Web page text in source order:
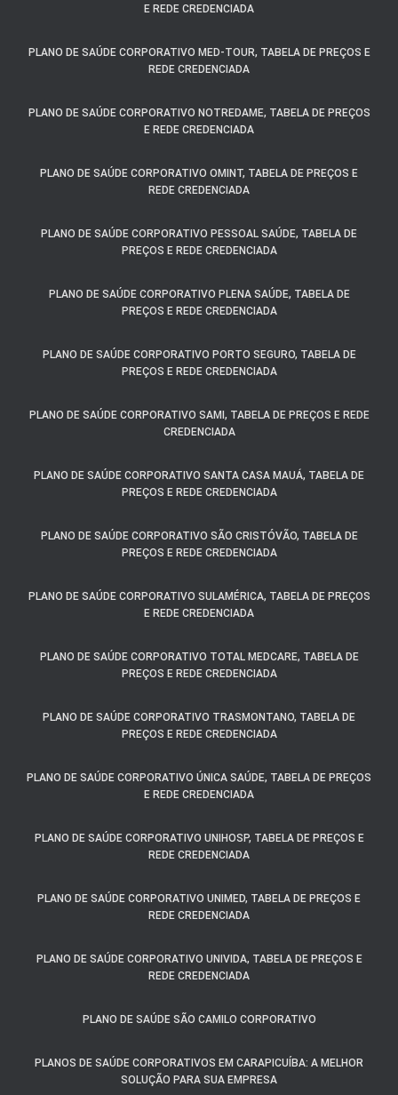
E REDE CREDENCIADA
PLANO DE SAÚDE CORPORATIVO MED-TOUR, TABELA DE PREÇOS E
REDE CREDENCIADA
PLANO DE SAÚDE CORPORATIVO NOTREDAME, TABELA DE PREÇOS
E REDE CREDENCIADA
PLANO DE SAÚDE CORPORATIVO OMINT, TABELA DE PREÇOS E
REDE CREDENCIADA
PLANO DE SAÚDE CORPORATIVO PESSOAL SAÚDE, TABELA DE
PREÇOS E REDE CREDENCIADA
PLANO DE SAÚDE CORPORATIVO PLENA SAÚDE, TABELA DE
PREÇOS E REDE CREDENCIADA
PLANO DE SAÚDE CORPORATIVO PORTO SEGURO, TABELA DE
PREÇOS E REDE CREDENCIADA
PLANO DE SAÚDE CORPORATIVO SAMI, TABELA DE PREÇOS E REDE
CREDENCIADA
PLANO DE SAÚDE CORPORATIVO SANTA CASA MAUÁ, TABELA DE
PREÇOS E REDE CREDENCIADA
PLANO DE SAÚDE CORPORATIVO SÃO CRISTÓVÃO, TABELA DE
PREÇOS E REDE CREDENCIADA
PLANO DE SAÚDE CORPORATIVO SULAMÉRICA, TABELA DE PREÇOS
E REDE CREDENCIADA
PLANO DE SAÚDE CORPORATIVO TOTAL MEDCARE, TABELA DE
PREÇOS E REDE CREDENCIADA
PLANO DE SAÚDE CORPORATIVO TRASMONTANO, TABELA DE
PREÇOS E REDE CREDENCIADA
PLANO DE SAÚDE CORPORATIVO ÚNICA SAÚDE, TABELA DE PREÇOS
E REDE CREDENCIADA
PLANO DE SAÚDE CORPORATIVO UNIHOSP, TABELA DE PREÇOS E
REDE CREDENCIADA
PLANO DE SAÚDE CORPORATIVO UNIMED, TABELA DE PREÇOS E
REDE CREDENCIADA
PLANO DE SAÚDE CORPORATIVO UNIVIDA, TABELA DE PREÇOS E
REDE CREDENCIADA
PLANO DE SAÚDE SÃO CAMILO CORPORATIVO
PLANOS DE SAÚDE CORPORATIVOS EM CARAPICUÍBA: A MELHOR
SOLUÇÃO PARA SUA EMPRESA